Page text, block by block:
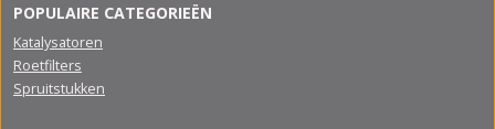
POPULAIRE CATEGORIEËN
Katalysatoren
Roetfilters
Spruitstukken